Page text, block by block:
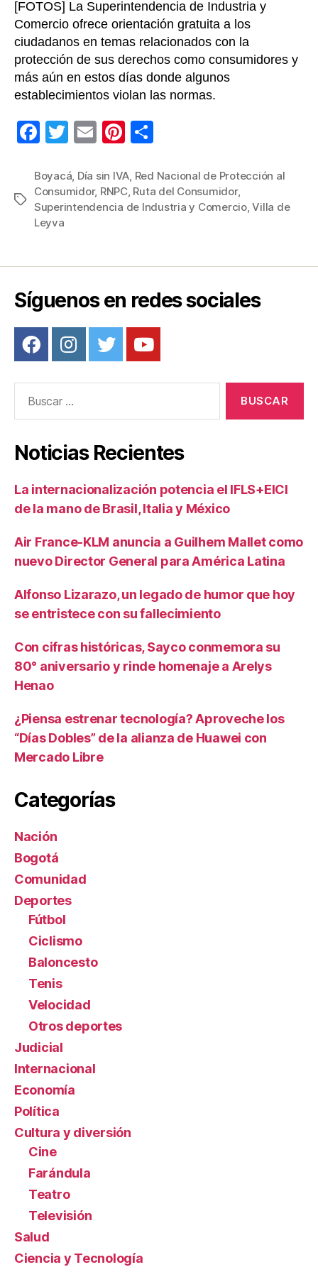
[FOTOS] La Superintendencia de Industria y
Comercio ofrece orientación gratuita a los
ciudadanos en temas relacionados con la
protección de sus derechos como consumidores y
más aún en estos días donde algunos
establecimientos violan las normas.
F
c
e
b
o
k
T
tt
er
E
ail
Pi
er
e
m
p
Etiquetas
Boyacá, Día sin IVA, Red Nacional de Protección al
Consumidor, RNPC, Ruta del Consumidor,
Superintendencia de Industria y Comercio,Villa de
Leyva
Síguenos en redes sociales
Noticias Recientes
La internacionalización potencia el IFLS+EICI
de la mano de Brasil, Italia y México
Air France-KLM anuncia a Guilhem Mallet como
nuevo Director General para América Latina
Alfonso Lizarazo, un legado de humor que hoy
se entristece con su fallecimiento
Con cifras históricas, Sayco conmemora su
80° aniversario y rinde homenaje a Arelys
Henao
¿Piensa estrenar tecnología? Aproveche los
“Días Dobles” de la alianza de Huawei con
Mercado Libre
Categorías
Nación
Bogotá
Comunidad
Deportes
Fútbol
Ciclismo
Baloncesto
Tenis
Velocidad
Otros deportes
Judicial
Internacional
Economía
Política
Cultura y diversión
Cine
Farándula
Teatro
Televisión
Salud
Ciencia y Tecnología